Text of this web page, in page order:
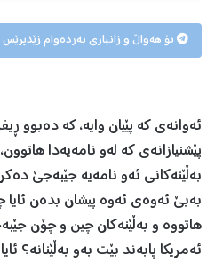
بۆ هەواڵ و زانیاری بەردەوام زێدپرێس
ئەوانەی کە پێيان وایە، کە دەبوو
پێشنيازانەی کە لەو نامەیەدا
بەڵێنەکانی ئەو نامەیە جێبەجێ
بەبێ ئەوەی ئەوە پيشان بدەن ئایا
هاتووە و بەڵێنەکان چين و چۆن
ئەمريکا پابەند بێت بەو بەڵێنانە؟